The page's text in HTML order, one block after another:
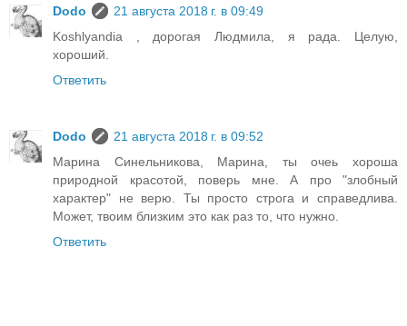
Dodo
21 августа 2018 г. в 09:49
Koshlyandia , дорогая Людмила, я рада. Целую,
хороший.
Ответить
Dodo
21 августа 2018 г. в 09:52
Марина Синельникова, Марина, ты очеь хороша
природной красотой, поверь мне. А про "злобный
характер" не верю. Ты просто строга и справедлива.
Может, твоим близким это как раз то, что нужно.
Ответить